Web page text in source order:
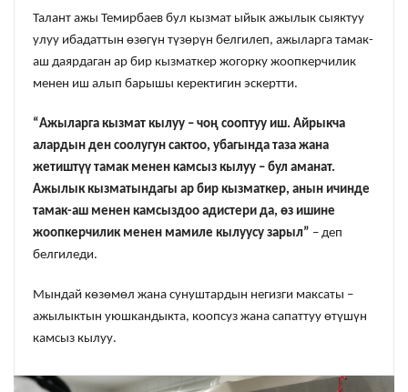
Талант ажы Темирбаев бул кызмат ыйык ажылык сыяктуу
улуу ибадаттын өзөгүн түзөрүн белгилеп, ажыларга тамак-
аш даярдаган ар бир кызматкер жогорку жоопкерчилик
менен иш алып барышы керектигин эскертти.
“Ажыларга кызмат кылуу – чоң сооптуу иш. Айрыкча
алардын ден соолугун сактоо, убагында таза жана
жетиштүү тамак менен камсыз кылуу – бул аманат.
Ажылык кызматындагы ар бир кызматкер, анын ичинде
тамак-аш менен камсыздоо адистери да, өз ишине
жоопкерчилик менен мамиле кылуусу зарыл” – деп
белгиледи.
Мындай көзөмөл жана сунуштардын негизги максаты –
ажылыктын уюшкандыкта, коопсуз жана сапаттуу өтүшүн
камсыз кылуу.